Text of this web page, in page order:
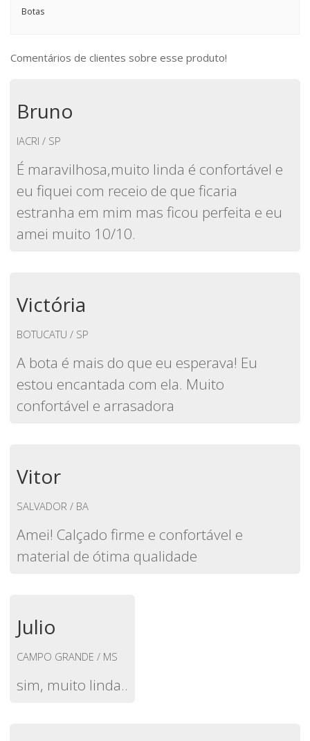
Botas
Comentários de clientes sobre esse produto!
Bruno
IACRI / SP
É maravilhosa,muito linda é confortável e
eu fiquei com receio de que ficaria
estranha em mim mas ficou perfeita e eu
amei muito 10/10.
Victória
BOTUCATU / SP
A bota é mais do que eu esperava! Eu
estou encantada com ela. Muito
confortável e arrasadora
Vitor
SALVADOR / BA
Amei! Calçado firme e confortável e
material de ótima qualidade
Julio
CAMPO GRANDE / MS
sim, muito linda..